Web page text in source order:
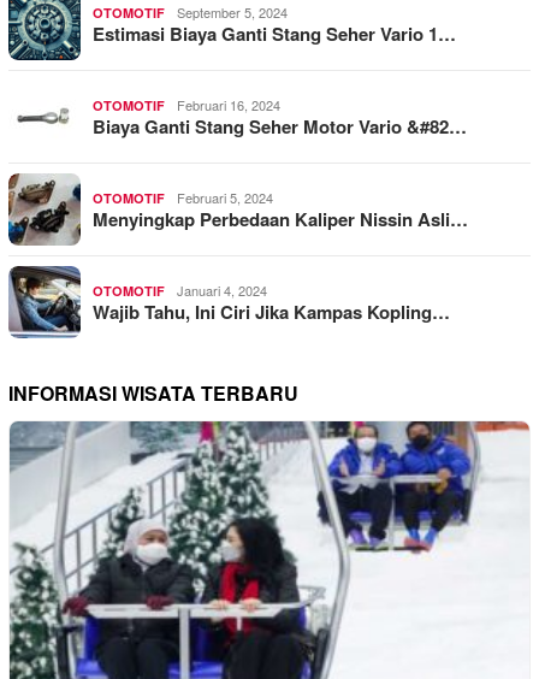
OTOMOTIF September 5, 2024
Estimasi Biaya Ganti Stang Seher Vario 1…
OTOMOTIF Februari 16, 2024
Biaya Ganti Stang Seher Motor Vario &#82…
OTOMOTIF Februari 5, 2024
Menyingkap Perbedaan Kaliper Nissin Asli…
OTOMOTIF Januari 4, 2024
Wajib Tahu, Ini Ciri Jika Kampas Kopling…
INFORMASI WISATA TERBARU